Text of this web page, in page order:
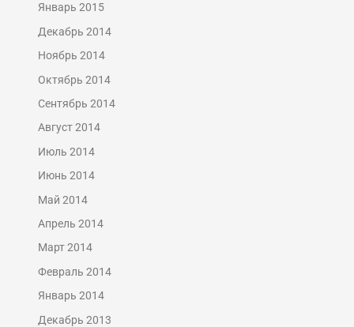
Январь 2015
Декабрь 2014
Ноябрь 2014
Октябрь 2014
Сентябрь 2014
Август 2014
Июль 2014
Июнь 2014
Май 2014
Апрель 2014
Март 2014
Февраль 2014
Январь 2014
Декабрь 2013